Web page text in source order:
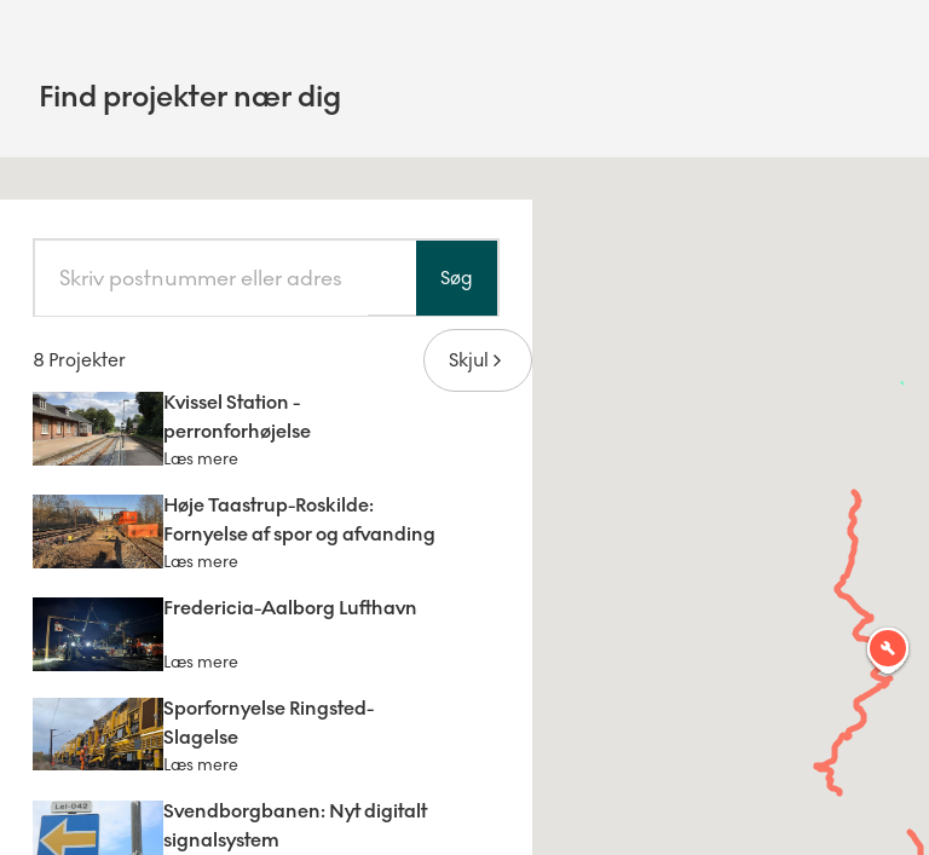
Find projekter nær dig
Søg
8 Projekter
Skjul
Kvissel Station -
perronforhøjelse
Læs mere
Høje Taastrup-Roskilde:
Fornyelse af spor og afvanding
Læs mere
Fredericia-Aalborg Lufthavn
Læs mere
Sporfornyelse Ringsted-
Slagelse
Læs mere
Svendborgbanen: Nyt digitalt
signalsystem